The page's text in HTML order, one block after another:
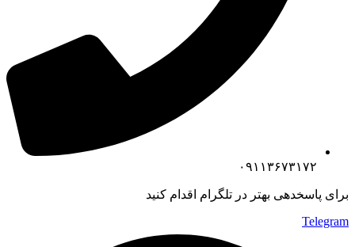
۰۹۱۱۳۶۷۳۱۷۲
برای پاسخدهی بهتر در تلگرام اقدام کنید
Telegram